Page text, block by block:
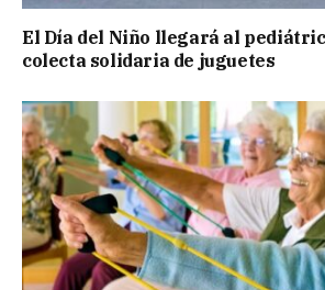
El Día del Niño llegará al
colecta solidaria de juguetes